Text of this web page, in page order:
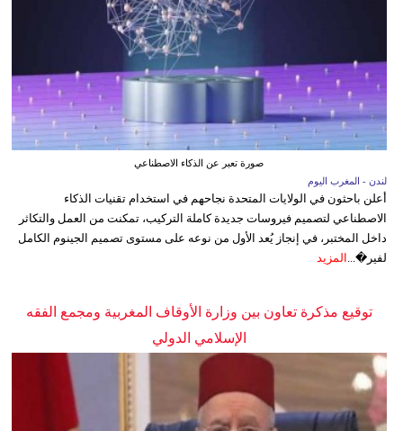
صورة تعبر عن الذكاء الاصطناعي
لندن - المغرب اليوم
أعلن باحثون في الولايات المتحدة نجاحهم في استخدام تقنيات الذكاء
الاصطناعي لتصميم فيروسات جديدة كاملة التركيب، تمكنت من العمل والتكاثر
داخل المختبر، في إنجاز يُعد الأول من نوعه على مستوى تصميم الجينوم الكامل
لفير�... المزيد
توقيع مذكرة تعاون بين وزارة الأوقاف المغربية ومجمع الفقه
الإسلامي الدولي